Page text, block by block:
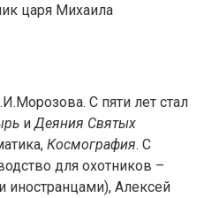
царя Михаила
С пяти лет стал
и Деяния Святых
Космография. С
для охотников –
иностранцами), Алексей